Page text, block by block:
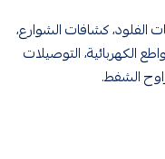
الفلود، كشافات الشوارع،
الكهربائية، التوصيلات
الشفط.